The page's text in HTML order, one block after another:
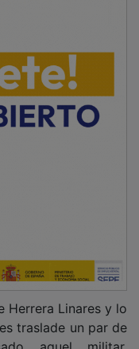
Herrera Linares y lo
traslade un par de